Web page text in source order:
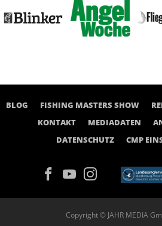
BLOG FISHING MASTERS SHOW
KONTAKT
MEDIADATEN
DATENSCHUTZ
CMP
Copyright © JAHR MEDIA